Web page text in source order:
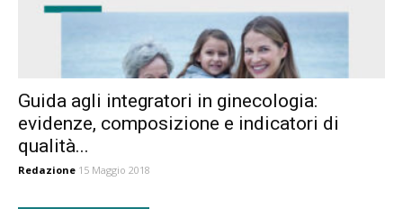
Guida agli integratori in ginecologia:
evidenze, composizione e indicatori di
qualità...
Redazione 15 Maggio 2018